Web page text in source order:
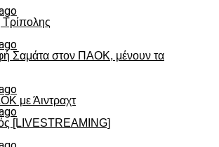
Σαμάτα στον ΠΑΟΚ, μένουν τα
με Άιντραχτ
[LIVESTREAMING]